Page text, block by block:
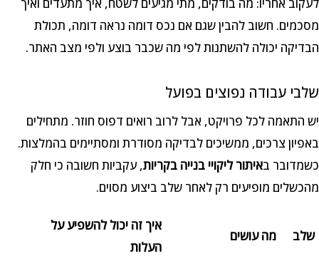
מסכמים. חשוב להבין שגם אם נכס דומה נראה דומה, תכולת
הבדיקה יכולה להשתנות לפי מה שכבר בוצע ולפי מצב האתר.
שלבי עבודה נפוצים בפועל
יש התאמה לכל פרויקט, אבל לרוב רואים דפוס חוזר. מתחילים
באפיון צרכים, ממשיכים לבדיקה מסודרת ומסתיימים בהמלצות.
כשמדובר באיתור ליקויי בנייה בקריות, עקביות חשובה כי חלק
מהכשלים מופיעים רק לאחר שלב ביצוע מסוים.
שלב מה עושים
איך זה יכול להשפיע על
העלות